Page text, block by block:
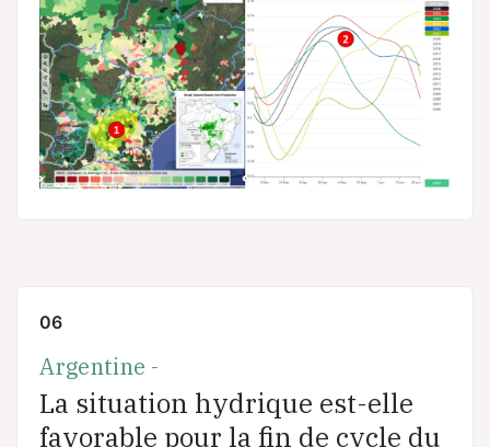
06
Argentine -
La situation hydrique est-elle
favorable pour la fin de cycle du